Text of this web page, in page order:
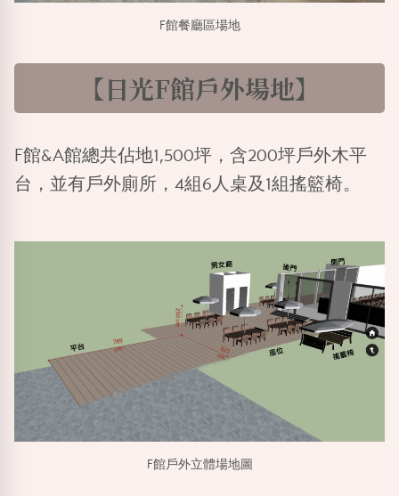
F館餐廳區場地
【日光F館戶外場地】
F館&A館總共佔地1,500坪，含200坪戶外木平
台，並有戶外廁所，4組6人桌及1組搖籃椅。
F館戶外立體場地圖